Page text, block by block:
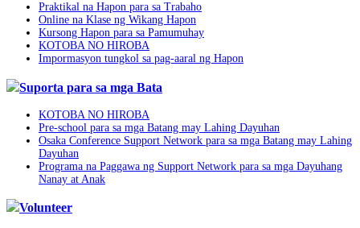
Praktikal na Hapon para sa Trabaho
Online na Klase ng Wikang Hapon
Kursong Hapon para sa Pamumuhay
KOTOBA NO HIROBA
Impormasyon tungkol sa pag-aaral ng Hapon
Suporta para sa mga Bata
KOTOBA NO HIROBA
Pre-school para sa mga Batang may Lahing Dayuhan
Osaka Conference Support Network para sa mga Batang may Lahing
Dayuhan
Programa na Paggawa ng Support Network para sa mga Dayuhang
Nanay at Anak
Volunteer